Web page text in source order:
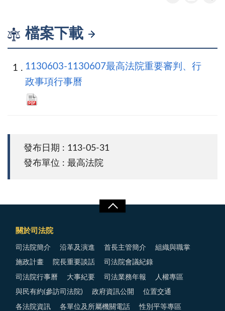
檔案下載
1130603-1130607最高法院重要審判、行
政事項行事曆
發布日期 : 113-05-31
發布單位 : 最高法院
關於司法院
司法院簡介 沿革及演進 首長主管簡介 組織與職掌
施政計畫 院長重要談話 司法院會議紀錄
司法院行事曆 大事紀要 司法業務年報 人權專區
與民有約(參訪司法院) 政府資訊公開 位置交通
各法院資訊 各單位及所屬機關電話 性別平等專區